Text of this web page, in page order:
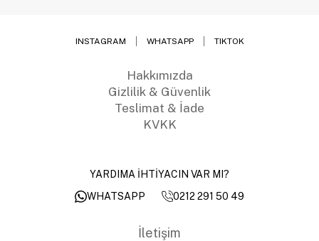
INSTAGRAM WHATSAPP TIKTOK
Hakkımızda
Gizlilik & Güvenlik
Teslimat & İade
KVKK
YARDIMA İHTİYACIN VAR MI?
WHATSAPP
0212 291 50 49
İletişim